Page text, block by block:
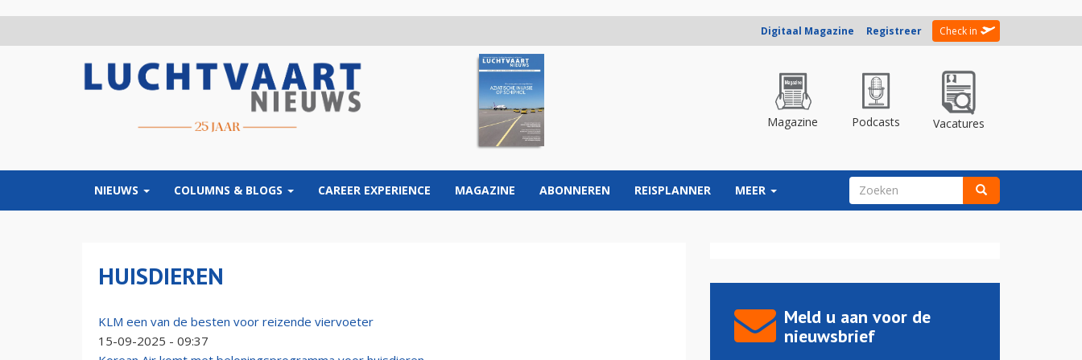
Digitaal Magazine Registreer Check in
Magazine Podcasts Vacatures
NIEUWS COLUMNS & BLOGS CAREER EXPERIENCE MAGAZINE ABONNEREN REISPLANNER MEER ZOEKVELD
HUISDIEREN
KLM een van de besten voor reizende viervoeter
15-09-2025 - 09:37
Meld u aan voor de
nieuwsbrief